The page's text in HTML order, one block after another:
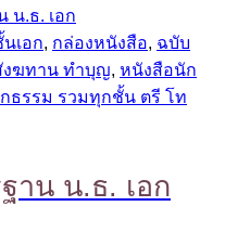
เอก, กล่องหนังสือ, ฉบับ
งฆทาน ทำบุญ, หนังสือนัก
ธรรม รวมทุกชั้น ตรี โท
าน น.ธ. เอก